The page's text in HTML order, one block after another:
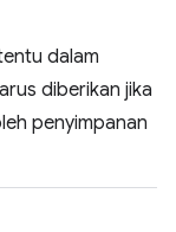
dalam
diberikan jika
penyimpanan